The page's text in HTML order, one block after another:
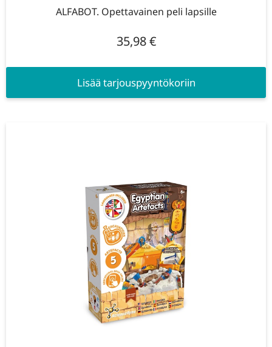
ALFABOT. Opettavainen peli lapsille
35,98€
Lisää tarjouspyyntökoriin